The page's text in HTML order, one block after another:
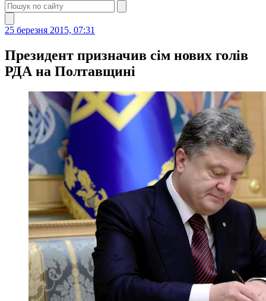
25 березня 2015, 07:31
Президент призначив сім нових голів
РДА на Полтавщині